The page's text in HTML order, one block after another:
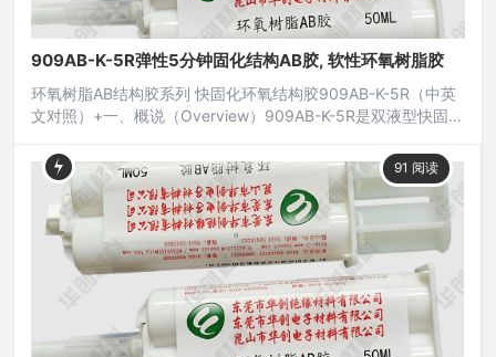
909AB-K-5R弹性5分钟固化结构AB胶, 软性环氧树脂胶
环氧树脂AB结构胶系列 快固化环氧结构胶909AB-K-5R（中英
文对照）+一、概说（Overview）909AB-K-5R是双液型快固化
较高的硬度，因而可承受特强之冲击与震动，接着层具有良好之
机械特性与电绝缘性，能承受温度之变动及挠曲撕剥应力，无腐
蚀性；广泛应用于各类电子元器件、电工电器、土木工程、机电
五金、磁性元件、光电产品、汽配组件以及
91 阅读